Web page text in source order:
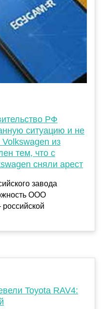
РФ
ситуацию и не
из
тем, что с
сняли арест
завода
OOO
Toyota RAV4: